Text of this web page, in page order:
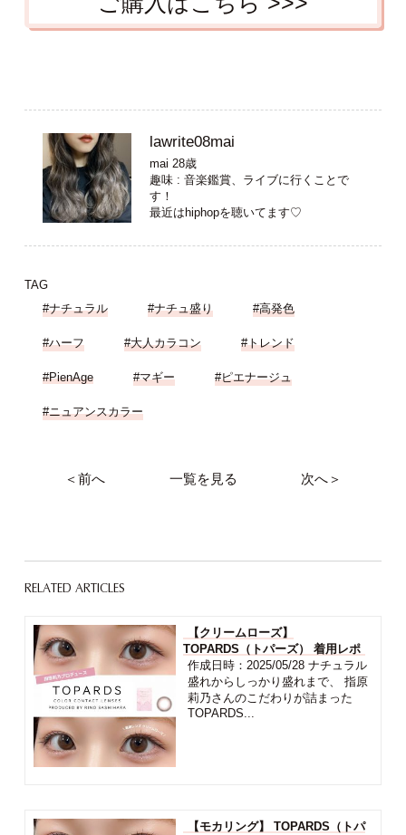
lawrite08mai
mai 28歳
趣味 : 音楽鑑賞、ライブに行くことで
す！
最近はhiphopを聴いてます♡
TAG
#ナチュラル
#ナチュ盛り #高発色
#ハーフ #大人カラコン #トレンド
#PienAge #マギー #ピエナージュ
#ニュアンスカラー
＜前へ 一覧を見る 次へ＞
RELATED ARTICLES
【クリームローズ】
TOPARDS（トパーズ） 着用レポ
作成日時：2025/05/28 ナチュラル
盛れからしっかり盛れまで、 指原
莉乃さんのこだわりが詰まった
TOPARDS...
【モカリング】 TOPARDS（トパ